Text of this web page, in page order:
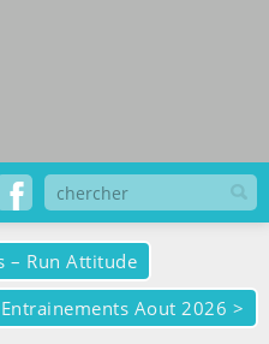
– Run Attitude
Entrainements Aout 2026 >